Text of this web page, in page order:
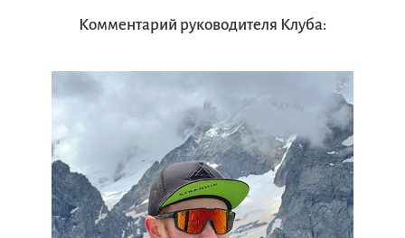
Комментарий руководителя Клуба: